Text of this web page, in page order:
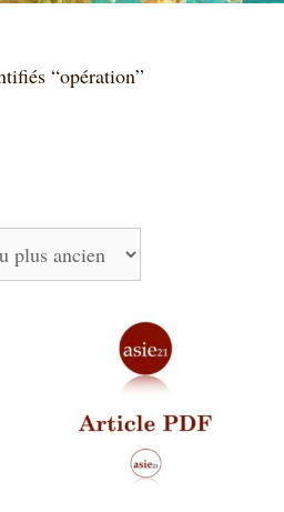
“opération”